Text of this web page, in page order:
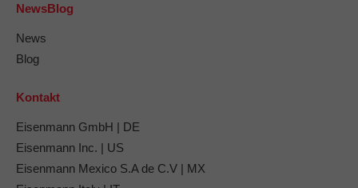
NewsBlog
News
Blog
Kontakt
Eisenmann GmbH | DE
Eisenmann Inc. | US
Eisenmann Mexico S.A de C.V | MX